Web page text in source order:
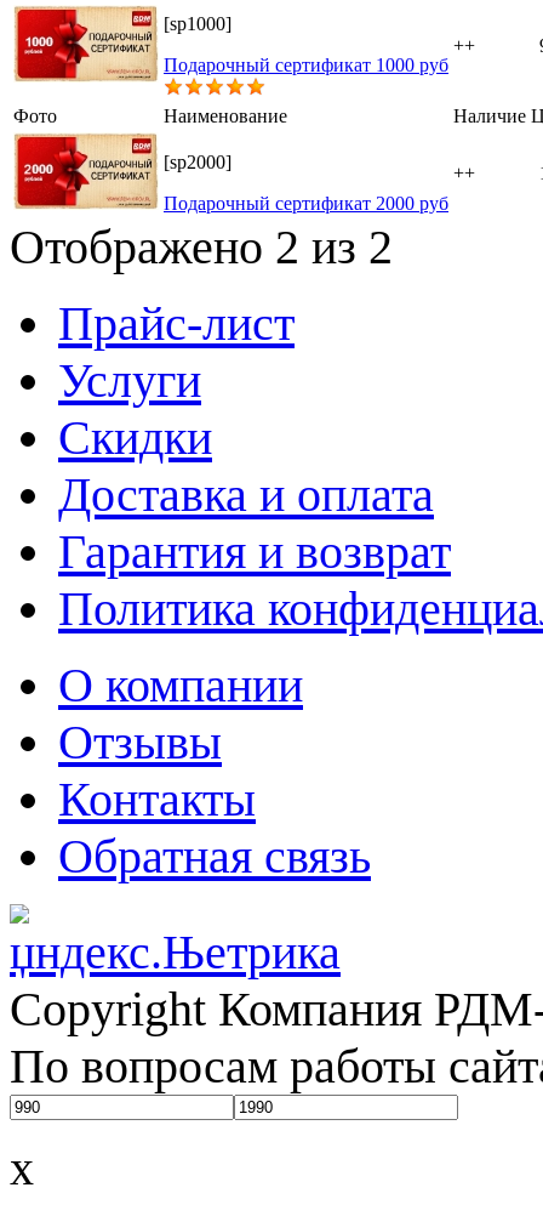
[sp1000]
Подарочный сертификат 1000 руб
Голосов: 1
++
Фото Наименование Наличие
[sp2000]
Подарочный сертификат 2000 руб
++
Отображено 2 из 2
Прайс-лист
Услуги
Скидки
Доставка и оплата
Гарантия и возврат
Политика
О компании
Отзывы
Контакты
Обратная связь
Copyright Компания
По вопросам работы
x